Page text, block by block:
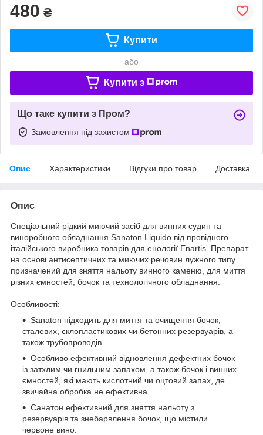
480 ₴
Купити
або
Купити з
Що таке купити з Пром?
Замовлення під захистом
Опис Характеристики Відгуки про товар Доставка
Опис
Спеціальний рідкий миючий засіб для винних судин та
виноробного обладнання Sanaton Liquido від провідного
італійського виробника товарів для енології Enartis. Препарат
на основі антисептичних та миючих речовин лужного типу
призначений для зняття нальоту винного каменю, для миття
різних ємностей, бочок та технологічного обладнання.
Особливості:
Sanaton ​підходить для миття та очищення бочок,
сталевих, склопластикових чи бетонних резервуарів, а
також трубопроводів.
Особливо ефективний відновлення дефектних бочок
із затхлим чи гнильним запахом, а також бочок і винних
ємностей, які мають кислотний чи оцтовий запах, де
звичайна обробка не ефективна.
Санатон ефективний для зняття нальоту з
резервуарів та знебарвлення бочок, що містили
червоне вино.